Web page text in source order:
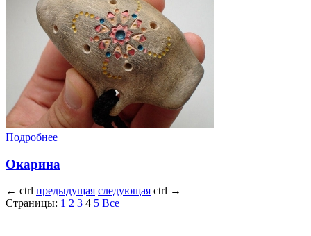
Подробнее
Окарина
← ctrl предыдущая следующая ctrl →
Страницы: 1 2 3 4 5 Все